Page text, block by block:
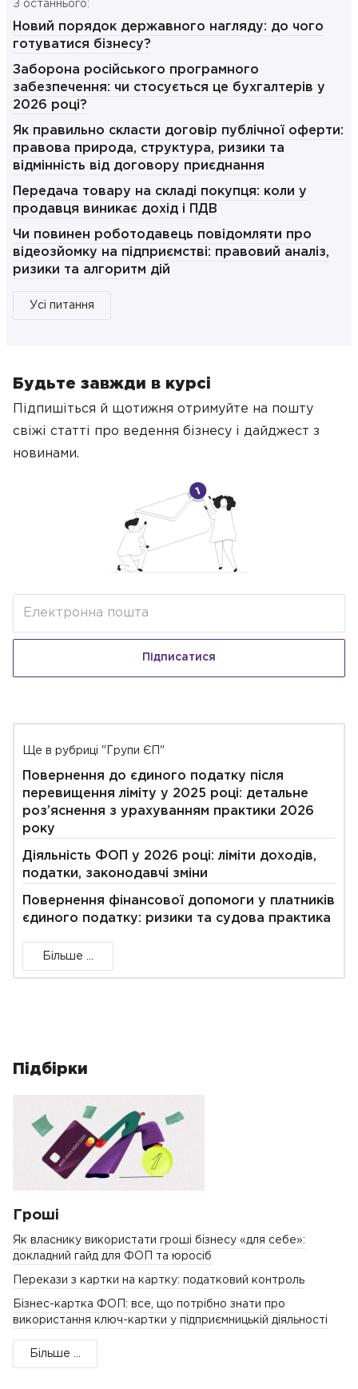
З останнього:
Новий порядок державного нагляду: до чого
готуватися бізнесу?
Заборона російського програмного
забезпечення: чи стосується це бухгалтерів у
2026 році?
Як правильно скласти договір публічної оферти:
правова природа, структура, ризики та
відмінність від договору приєднання
Передача товару на складі покупця: коли у
продавця виникає дохід і ПДВ
Чи повинен роботодавець повідомляти про
відеозйомку на підприємстві: правовий аналіз,
ризики та алгоритм дій
Усі питання
Будьте завжди в курсі
Підпишіться й щотижня отримуйте на пошту
свіжі статті про ведення бізнесу і дайджест з
новинами.
Підписатися
Ще в рубриці "Групи ЄП"
Повернення до єдиного податку після
перевищення ліміту у 2025 році: детальне
роз’яснення з урахуванням практики 2026
року
Діяльність ФОП у 2026 році: ліміти доходів,
податки, законодавчі зміни
Повернення фінансової допомоги у платників
єдиного податку: ризики та судова практика
Більше ...
Підбірки
Гроші
Як власнику використати гроші бізнесу «для себе»:
докладний гайд для ФОП та юросіб
Перекази з картки на картку: податковий контроль
Бізнес-картка ФОП: все, що потрібно знати про
використання ключ-картки у підприємницькій діяльності
Більше ...